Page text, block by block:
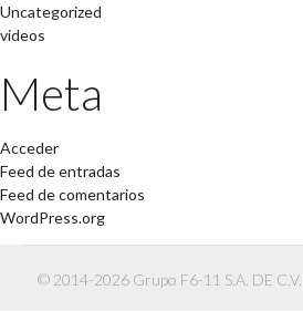
Uncategorized
videos
Meta
Acceder
Feed de entradas
Feed de comentarios
WordPress.org
© 2014-2026 Grupo F6-11 S.A. DE